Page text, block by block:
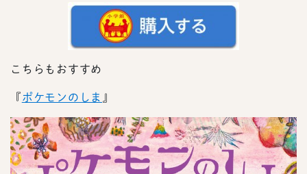
こちらもおすすめ
『ポケモンのしま 』